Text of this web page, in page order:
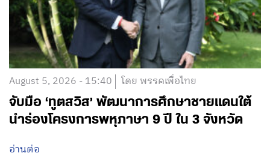
August 5, 2026 - 15:40 โดย พรรคเพื่อไทย
จับมือ ‘ทูตสวิส’ พัฒนาการศึกษาชายแดนใต้
นำร่องโครงการพหุภาษา 9 ปี ใน 3 จังหวัด
อ่านต่อ